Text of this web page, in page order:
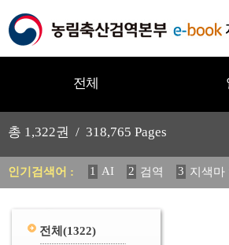
전체
총 1,322권 / 318,765 Pages
인기검색어 : 1 AI 2 검역 3 지색마
11 2025 12 중독성 식물
전체 (1322)